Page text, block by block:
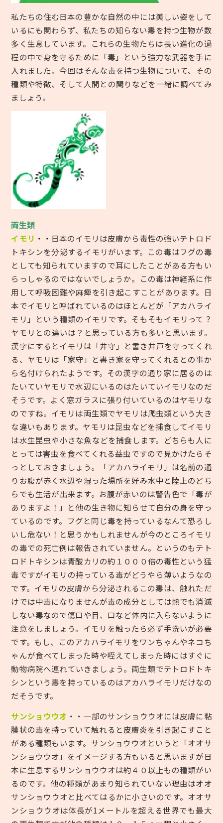
私たちの住む日本の豊かな自然の中には美しい姿をして
いるにも関わらず、私たちの知らない毒を持つ生物が数
多く生息しています。これらの生物たちは長い進化の過
程の中で身を守るために「毒」という強力な武器を手に
入れました。今回はそんな毒を持つ生物について、その
種類や特徴、そして人間との関りなどを一緒に調べてみ
ましょう。
両生類
イモリ ・・日本のイモリは皮膚から毒性の強いテトロド
トキシンを分泌するイモリがいます。この毒はフグの毒
としても知られていますので耳にしたことがある方もい
らっしゃるのではないでしょうか。この毒は神経系に作
用して呼吸困難や麻痺を引き起こすことがあります。日
本でイモリと呼ばれているのはほとんどが「アカハライ
モリ」という種類のイモリです。そもそもイモリって？
ヤモリとの違いは？と思っている方も多いと思います。
漢字にするとイモリは「井守」と書き井戸を守ってくれ
る、ヤモリは「家守」と書き家を守ってくれるとの事か
ら名付けられたようです。その漢字の通り家に居るのは
たいていヤモリで水辺にいるのはたいていイモリなのだ
そうです。よく窓ガラスに張り付いているのはヤモリな
のですね。イモリは両生類でヤモリは爬虫類という大き
な違いもあります。ヤモリは昆虫などを捕食してイモリ
は水生昆虫や小さな魚などを捕食します。どちらも人に
とっては害虫を食べてくれる益虫ですので見かけたらそ
っとしておきましょう。「アカハライモリ」は名前の通
りお腹が赤く水辺や湿った場所を好み水中と陸上のどち
らでも生活が出来ます。お腹が赤いのは警告色で「毒が
ありますよ！」と他の生き物に知らせて自分の身を守っ
ているのです。フグと同じ毒を持っているなんて恐ろし
いし危ない！と思うかもしれませんが今のところイモリ
の毒での死亡例は報告されていません。というのもテト
ロドトキシンは青酸カリの約１０００倍の毒性という猛
毒ですがイモリの持っている毒がどうやら薄いようなの
です。イモリの皮膚から分泌されるこの毒は、触れただ
けでは中毒になりませんが毒の成分としては熱でも消滅
しない毒なので傷口や目、口など体内に入らないように
注意をしましょう。イモリを触ったら必ず手洗いが必要
です。もし、このアカハライモリをワンちゃんやネコち
ゃんが食べてしまった時や咥えてしまった時にはすぐに
動物病院へ連れていきましょう。両生類でテトロドトキ
シンという毒を持っているのはアカハライモリだけなの
だそうです。
サンショウウオ ・・一部のサンショウウオには皮膚に粘
膜状の毒を持っていて触れると皮膚炎を引き起こすこと
がある種類もいます。サンショウウオというと「オオサ
ンショウウオ」をイメージする方もいると思いますが日
本に生息するサンショウウオは約４０以上もの種類がい
るのです。他の種類があまり知られていない理由はオオ
サンショウウオと比べてはるかに小さいのです。オオサ
ンショウウオは体長が1メートルを超える世界でも最大